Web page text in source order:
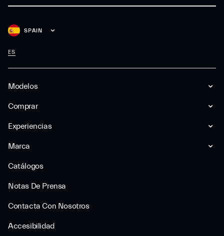
Modelos
Comprar
Experiencias
Marca
Catálogos
Notas De Prensa
Contacta Con Nosotros
Accesibilidad
SPAIN
ES